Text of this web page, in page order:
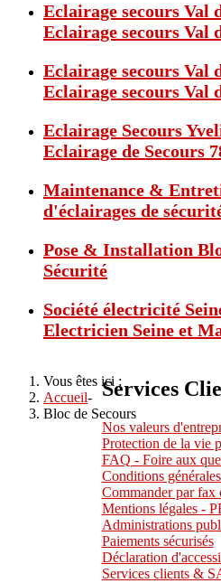
Eclairage secours Val
Eclairage secours Val
Eclairage secours Val
Eclairage secours Val
Eclairage Secours
Eclairage de Secours
Maintenance &
d'éclairages de
Pose & Installation
Sécurité
Société électricité
Electricien Seine et
Vous êtes ici :
Accueil-
Bloc de Secours
Services
Nos valeurs
Protection de la vie
FAQ - Foire aux
Conditions
Commander par fax
Mentions légales -
Administrations
Paiements sécurisés
Déclaration
Services clients &